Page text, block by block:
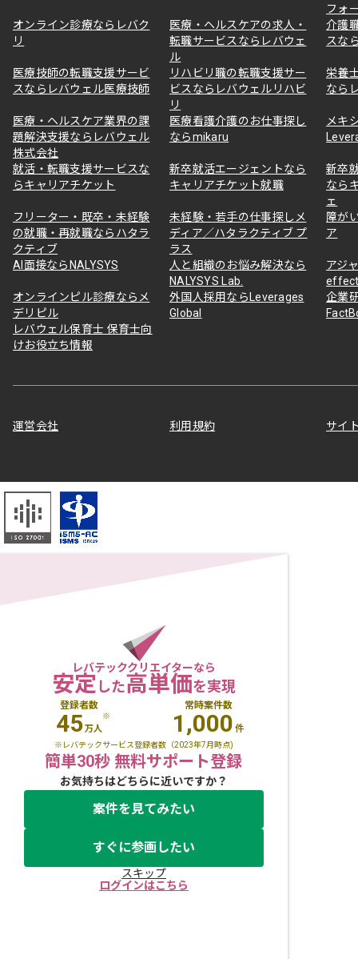
フォ
オンライン診療ならレバク
リ
医療・ヘルスケアの求人・
転職サービスならレバウェ
ル
介護
スな
医療技師の転職支援サービ
スならレバウェル医療技師
リハビリ職の転職支援サー
ビスならレバウェルリハビ
リ
栄養
なら
医療・ヘルスケア業界の課
題解決支援ならレバウェル
株式会社
医療看護介護のお仕事探し
ならmikaru
メキ
就活・転職支援サービスな
らキャリアチケット
新卒就活エージェントなら
キャリアチケット就職
新卒
なら
ェ
フリーター・既卒・未経験
の就職・再就職ならハタラ
クティブ
未経験・若手の仕事探しメ
ディア／ハタラクティブ プ
ラス
障が
ア
AI面接ならNALYSYS
人と組織のお悩み解決なら
NALYSYS Lab.
アジ
オンラインピル診療ならメ
デリピル
外国人採用ならLeverages
Global
企業
レバウェル保育士 保育士向
けお役立ち情報
運営会社 利用規約 サイ
レバテッククリエイターなら
安定した高単価を実現
登録者数
45万人
※
常時案件数
1,000 件
※レバテックサービス登録者数（2023年7月時点)
簡単30秒 無料サポート登録
お気持ちはどちらに近いですか？
案件を見てみたい
すぐに参画したい
スキップ
ログインはこちら